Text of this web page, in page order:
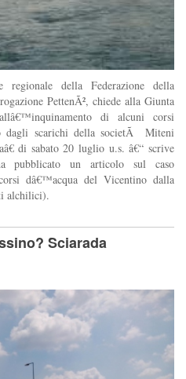
regionale della Federazione della
PettenÃ², chiede alla Giunta
di alcuni corsi
dagli scarichi della societÃ Miteni
di sabato 20 luglio u.s. â€“ scrive
pubblicato un articolo sul caso
dâ€™acqua del Vicentino dalla
alchilici).
Sciarada